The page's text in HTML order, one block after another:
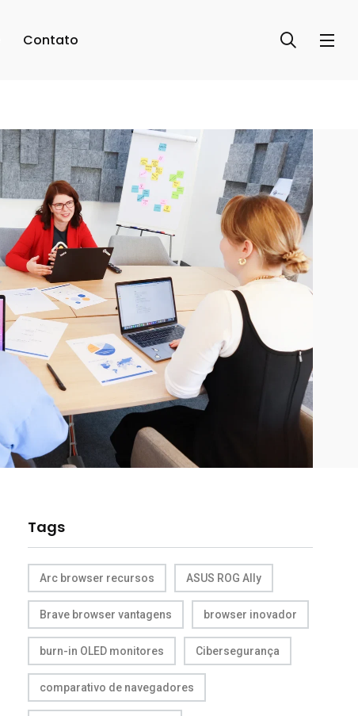
Contato
Tags
Arc browser recursos ASUS ROG Ally
Brave browser vantagens browser inovador
burn-in OLED monitores Cibersegurança
comparativo de navegadores